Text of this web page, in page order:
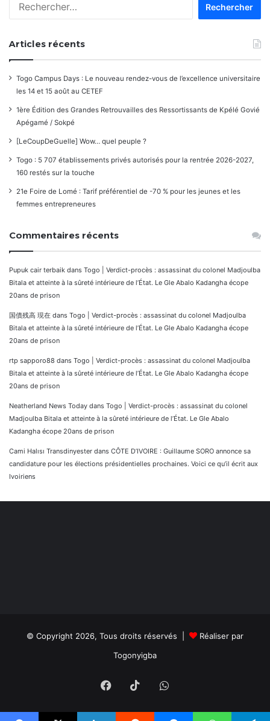
commentaires
Articles récents
Togo Campus Days : Le nouveau rendez-vous de l’excellence universitaire
les 14 et 15 août au CETEF
1ère Édition des Grandes Retrouvailles des Ressortissants de Kpélé Govié
Apégamé / Sokpé
[LeCoupDeGuelle] Wow… quel peuple ?
Togo : 5 707 établissements privés autorisés pour la rentrée 2026-2027,
160 restés sur la touche
21e Foire de Lomé : Tarif préférentiel de -70 % pour les jeunes et les
femmes entrepreneures
Commentaires récents
Pupuk cair terbaik dans Togo | Verdict-procès : assassinat du colonel Madjoulba
Bitala et atteinte à la sûreté intérieure de l’État. Le Gle Abalo Kadangha écope
20ans de prison
国債残高 現在 dans Togo | Verdict-procès : assassinat du colonel Madjoulba
Bitala et atteinte à la sûreté intérieure de l’État. Le Gle Abalo Kadangha écope
20ans de prison
rtp sapporo88 dans Togo | Verdict-procès : assassinat du colonel Madjoulba
Bitala et atteinte à la sûreté intérieure de l’État. Le Gle Abalo Kadangha écope
20ans de prison
Neatherland News Today dans Togo | Verdict-procès : assassinat du colonel
Madjoulba Bitala et atteinte à la sûreté intérieure de l’État. Le Gle Abalo
Kadangha écope 20ans de prison
Cami Halısı Transdinyester dans CÔTE D’IVOIRE : Guillaume SORO annonce sa
candidature pour les élections présidentielles prochaines. Voici ce qu’il écrit aux
Ivoiriens
© Copyright 2026, Tous droits réservés |
Réaliser par
Togonyigba
Facebook
TikTokWhatsApp